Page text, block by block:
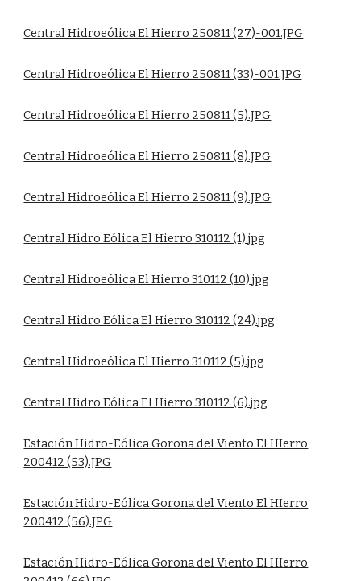
Central Hidroeólica El Hierro 250811 (27)-001.JPG
Central Hidroeólica El Hierro 250811 (33)-001.JPG
Central Hidroeólica El Hierro 250811 (5).JPG
Central Hidroeólica El Hierro 250811 (8).JPG
Central Hidroeólica El Hierro 250811 (9).JPG
Central Hidro Eólica El Hierro 310112 (1).jpg
Central Hidroeólica El Hierro 310112 (10).jpg
Central Hidro Eólica El Hierro 310112 (24).jpg
Central Hidroeólica El Hierro 310112 (5).jpg
Central Hidro Eólica El Hierro 310112 (6).jpg
Estación Hidro-Eólica Gorona del Viento El HIerro
200412 (53).JPG
Estación Hidro-Eólica Gorona del Viento El HIerro
200412 (56).JPG
Estación Hidro-Eólica Gorona del Viento El HIerro